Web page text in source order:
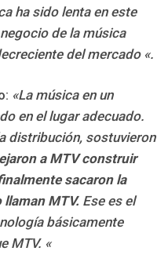
ha sido lenta en este
de la música
del mercado «.
«La música en un
en el lugar adecuado.
distribución, sostuvieron
a MTV construir
sacaron la
MTV. Ese es el
básicamente
MTV. «